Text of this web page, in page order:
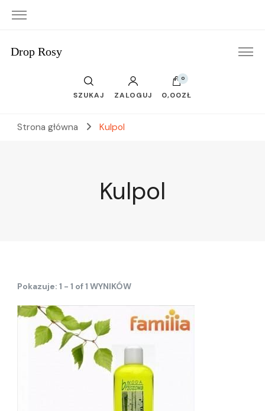
Drop Rosy
SZUKAJ ZALOGUJ
0
0,00ZŁ
Strona główna Kulpol
Kulpol
Pokazuje: 1 - 1 of 1 WYNIKÓW